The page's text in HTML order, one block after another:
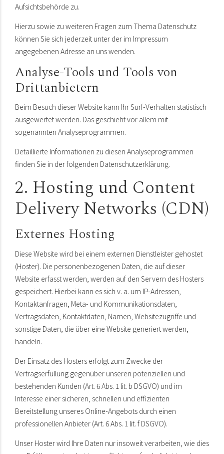
Aufsichtsbehörde zu.
Hierzu sowie zu weiteren Fragen zum Thema Datenschutz
können Sie sich jederzeit unter der im Impressum
angegebenen Adresse an uns wenden.
Analyse-Tools und Tools von
Dritt­anbietern
Beim Besuch dieser Website kann Ihr Surf-Verhalten statistisch
ausgewertet werden. Das geschieht vor allem mit
sogenannten Analyseprogrammen.
Detaillierte Informationen zu diesen Analyseprogrammen
finden Sie in der folgenden Datenschutzerklärung.
2. Hosting und Content
Delivery Networks (CDN)
Externes Hosting
Diese Website wird bei einem externen Dienstleister gehostet
(Hoster). Die personenbezogenen Daten, die auf dieser
Website erfasst werden, werden auf den Servern des Hosters
gespeichert. Hierbei kann es sich v. a. um IP-Adressen,
Kontaktanfragen, Meta- und Kommunikationsdaten,
Vertragsdaten, Kontaktdaten, Namen, Websitezugriffe und
sonstige Daten, die über eine Website generiert werden,
handeln.
Der Einsatz des Hosters erfolgt zum Zwecke der
Vertragserfüllung gegenüber unseren potenziellen und
bestehenden Kunden (Art. 6 Abs. 1 lit. b DSGVO) und im
Interesse einer sicheren, schnellen und effizienten
Bereitstellung unseres Online-Angebots durch einen
professionellen Anbieter (Art. 6 Abs. 1 lit. f DSGVO).
Unser Hoster wird Ihre Daten nur insoweit verarbeiten, wie dies